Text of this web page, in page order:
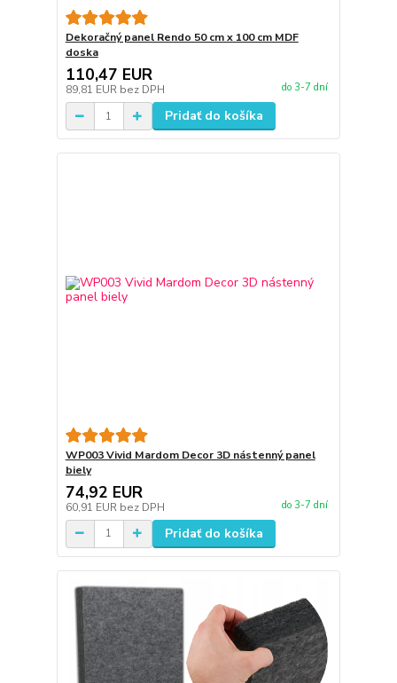
Dekoračný panel Rendo 50 cm x 100 cm MDF
doska
110,47 EUR
89,81 EUR bez DPH do 3-7 dní
Pridať do košíka
WP003 Vivid Mardom Decor 3D nástenný panel
biely
74,92 EUR
60,91 EUR bez DPH do 3-7 dní
Pridať do košíka